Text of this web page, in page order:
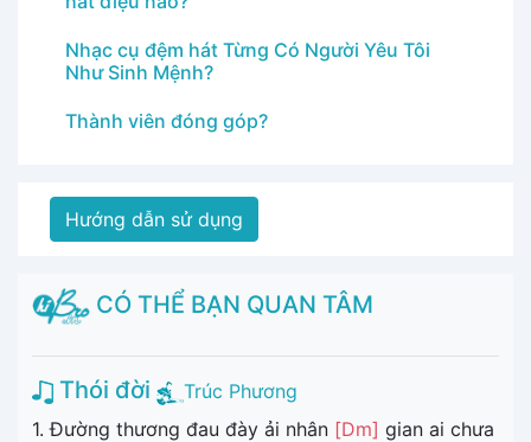
Nhạc cụ đệm hát Từng Có Người Yêu Tôi
Như Sinh Mệnh?
Thành viên đóng góp?
Hướng dẫn sử dụng
CÓ THỂ BẠN QUAN TÂM
Thói đời
Trúc Phương
1. Đường thương đau đày ải nhân [Dm] gian ai chưa